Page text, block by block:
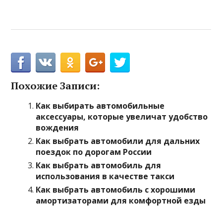
Похожие Записи:
Как выбирать автомобильные
аксессуары, которые увеличат удобство
вождения
Как выбрать автомобили для дальних
поездок по дорогам России
Как выбрать автомобиль для
использования в качестве такси
Как выбрать автомобиль с хорошими
амортизаторами для комфортной езды